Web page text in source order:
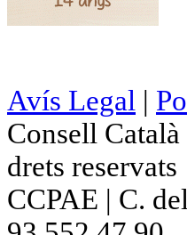
Avís Legal |
Consell
drets reservats
CCPAE | C.